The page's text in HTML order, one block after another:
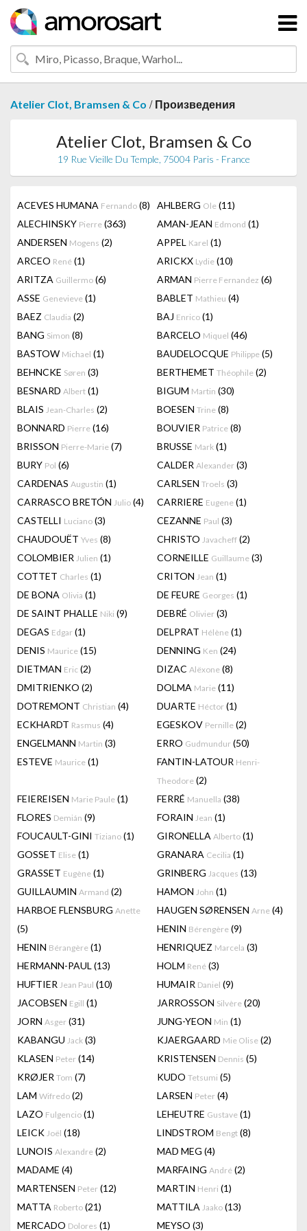
Atelier Clot, Bramsen & Co / Произведения
Atelier Clot, Bramsen & Co
19 Rue Vieille Du Temple, 75004 Paris - France
ACEVES HUMANA Fernando (8) AHLBERG Ole (11)
ALECHINSKY Pierre (363) AMAN-JEAN Edmond (1)
ANDERSEN Mogens (2) APPEL Karel (1)
ARCEO René (1) ARICKX Lydie (10)
ARITZA Guillermo (6) ARMAN Pierre Fernandez (6)
ASSE Genevieve (1) BABLET Mathieu (4)
BAEZ Claudia (2) BAJ Enrico (1)
BANG Simon (8) BARCELO Miquel (46)
BASTOW Michael (1) BAUDELOCQUE Philippe (5)
BEHNCKE Søren (3) BERTHEMET Théophile (2)
BESNARD Albert (1) BIGUM Martin (30)
BLAIS Jean-Charles (2) BOESEN Trine (8)
BONNARD Pierre (16) BOUVIER Patrice (8)
BRISSON Pierre-Marie (7) BRUSSE Mark (1)
BURY Pol (6) CALDER Alexander (3)
CARDENAS Augustin (1) CARLSEN Troels (3)
CARRASCO BRETÓN Julio (4) CARRIERE Eugene (1)
CASTELLI Luciano (3) CEZANNE Paul (3)
CHAUDOUËT Yves (8) CHRISTO Javacheff (2)
COLOMBIER Julien (1) CORNEILLE Guillaume (3)
COTTET Charles (1) CRITON Jean (1)
DE BONA Olivia (1) DE FEURE Georges (1)
DE SAINT PHALLE Niki (9) DEBRÉ Olivier (3)
DEGAS Edgar (1) DELPRAT Hélène (1)
DENIS Maurice (15) DENNING Ken (24)
DIETMAN Eric (2) DIZAC Alëxone (8)
DMITRIENKO (2) DOLMA Marie (11)
DOTREMONT Christian (4) DUARTE Héctor (1)
ECKHARDT Rasmus (4) EGESKOV Pernille (2)
ENGELMANN Martin (3) ERRO Gudmundur (50)
ESTEVE Maurice (1) FANTIN-LATOUR Henri-
Theodore (2)
FEIEREISEN Marie Paule (1) FERRÉ Manuella (38)
FLORES Demián (9) FORAIN Jean (1)
FOUCAULT-GINI Tiziano (1) GIRONELLA Alberto (1)
GOSSET Elise (1) GRANARA Cecilia (1)
GRASSET Eugène (1) GRINBERG Jacques (13)
GUILLAUMIN Armand (2) HAMON John (1)
HARBOE FLENSBURG Anette
(5)
HAUGEN SØRENSEN Arne (4)
HENIN Bérengère (9)
HENIN Bérangère (1) HENRIQUEZ Marcela (3)
HERMANN-PAUL (13) HOLM René (3)
HUFTIER Jean Paul (10) HUMAIR Daniel (9)
JACOBSEN Egill (1) JARROSSON Silvère (20)
JORN Asger (31) JUNG-YEON Min (1)
KABANGU Jack (3) KJAERGAARD Mie Olise (2)
KLASEN Peter (14) KRISTENSEN Dennis (5)
KRØJER Tom (7) KUDO Tetsumi (5)
LAM Wifredo (2) LARSEN Peter (4)
LAZO Fulgencio (1) LEHEUTRE Gustave (1)
LEICK Joël (18) LINDSTROM Bengt (8)
LUNOIS Alexandre (2) MAD MEG (4)
MADAME (4) MARFAING André (2)
MARTENSEN Peter (12) MARTIN Henri (1)
MATTA Roberto (21) MATTILA Jaako (13)
MERCADO Dolores (1) MEYSO (3)